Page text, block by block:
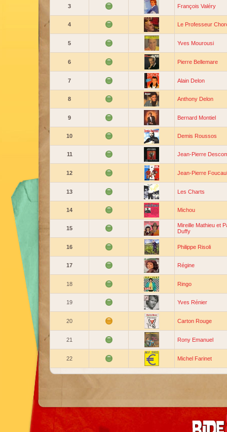
3 François Valéry
4 Le Professeur
5 Yves Mourousi
6 Pierre Bellemare
7 Alain Delon
8 Anthony Delon
9 Bernard Montiel
10 Demis Roussos
11 Jean-Pierre
12 Jean-Pierre
13 Les Charts
14 Michou
15
Mireille Mathieu et
Duffy
16 Philippe Risoli
17 Régine
18 Ringo
19 Yves Rénier
20 Carton Rouge
21 Rony Emanuel
22 Michel Farinet